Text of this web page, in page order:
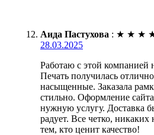
Аида Пастухова : ★ ★ ★
28.03.2025
Работаю с этой компанией
Печать получилась
насыщенные. Заказала
стильно. Оформление
нужную услугу. Доставка
радует. Все четко,
тем, кто ценит качество!